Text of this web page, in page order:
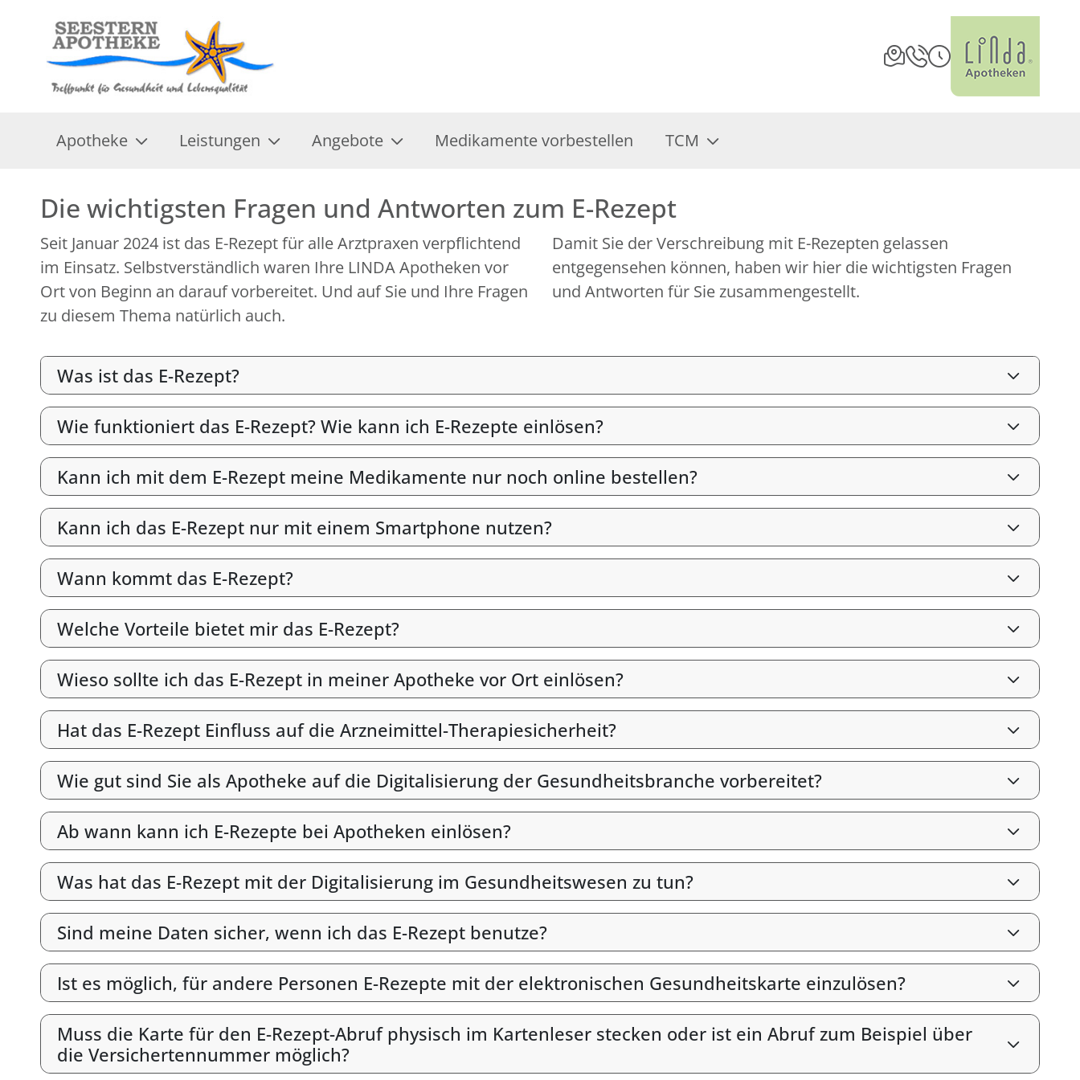
Apotheke Leistungen Angebote Medikamente vorbestellen TCM
Die wichtigsten Fragen und Antworten zum E-Rezept
Seit Januar 2024 ist das E-Rezept für alle Arztpraxen verpflichtend
im Einsatz. Selbstverständlich waren Ihre LINDA Apotheken vor
Ort von Beginn an darauf vorbereitet. Und auf Sie und Ihre Fragen
zu diesem Thema natürlich auch.
Damit Sie der Verschreibung mit E-Rezepten gelassen
entgegensehen können, haben wir hier die wichtigsten Fragen
und Antworten für Sie zusammengestellt.
Was ist das E-Rezept?
Wie funktioniert das E-Rezept? Wie kann ich E-Rezepte einlösen?
Kann ich mit dem E-Rezept meine Medikamente nur noch online bestellen?
Kann ich das E-Rezept nur mit einem Smartphone nutzen?
Wann kommt das E-Rezept?
Welche Vorteile bietet mir das E-Rezept?
Wieso sollte ich das E-Rezept in meiner Apotheke vor Ort einlösen?
Hat das E-Rezept Einfluss auf die Arzneimittel-Therapiesicherheit?
Wie gut sind Sie als Apotheke auf die Digitalisierung der Gesundheitsbranche vorbereitet?
Ab wann kann ich E-Rezepte bei Apotheken einlösen?
Was hat das E-Rezept mit der Digitalisierung im Gesundheitswesen zu tun?
Sind meine Daten sicher, wenn ich das E-Rezept benutze?
Ist es möglich, für andere Personen E-Rezepte mit der elektronischen Gesundheitskarte einzulösen?
Muss die Karte für den E-Rezept-Abruf physisch im Kartenleser stecken oder ist ein Abruf zum Beispiel über
die Versichertennummer möglich?